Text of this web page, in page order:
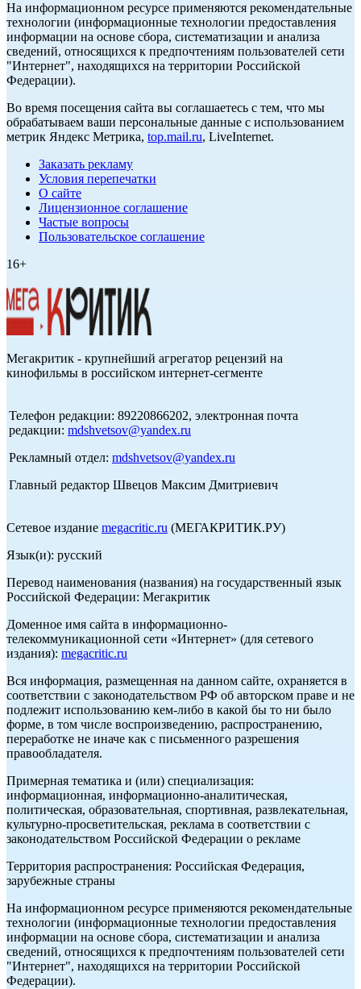
На информационном ресурсе применяются рекомендательные
технологии (информационные технологии предоставления
информации на основе сбора, систематизации и анализа
сведений, относящихся к предпочтениям пользователей сети
"Интернет", находящихся на территории Российской
Федерации).
Во время посещения сайта вы соглашаетесь с тем, что мы
обрабатываем ваши персональные данные с использованием
метрик Яндекс Метрика, top.mail.ru, LiveInternet.
Заказать рекламу
Условия перепечатки
О сайте
Лицензионное соглашение
Частые вопросы
Пользовательское соглашение
16+
Мегакритик - крупнейший агрегатор рецензий на
кинофильмы в российском интернет-сегменте
Телефон редакции: 89220866202, электронная почта
редакции: mdshvetsov@yandex.ru
Рекламный отдел: mdshvetsov@yandex.ru
Главный редактор Швецов Максим Дмитриевич
Сетевое издание megacritic.ru (МЕГАКРИТИК.РУ)
Язык(и): русский
Перевод наименования (названия) на государственный язык
Российской Федерации: Мегакритик
Доменное имя сайта в информационно-
телекоммуникационной сети «Интернет» (для сетевого
издания): megacritic.ru
Вся информация, размещенная на данном сайте, охраняется в
соответствии с законодательством РФ об авторском праве и не
подлежит использованию кем-либо в какой бы то ни было
форме, в том числе воспроизведению, распространению,
переработке не иначе как с письменного разрешения
правообладателя.
Примерная тематика и (или) специализация:
информационная, информационно-аналитическая,
политическая, образовательная, спортивная, развлекательная,
культурно-просветительская, реклама в соответствии с
законодательством Российской Федерации о рекламе
Территория распространения: Российская Федерация,
зарубежные страны
На информационном ресурсе применяются рекомендательные
технологии (информационные технологии предоставления
информации на основе сбора, систематизации и анализа
сведений, относящихся к предпочтениям пользователей сети
"Интернет", находящихся на территории Российской
Федерации).